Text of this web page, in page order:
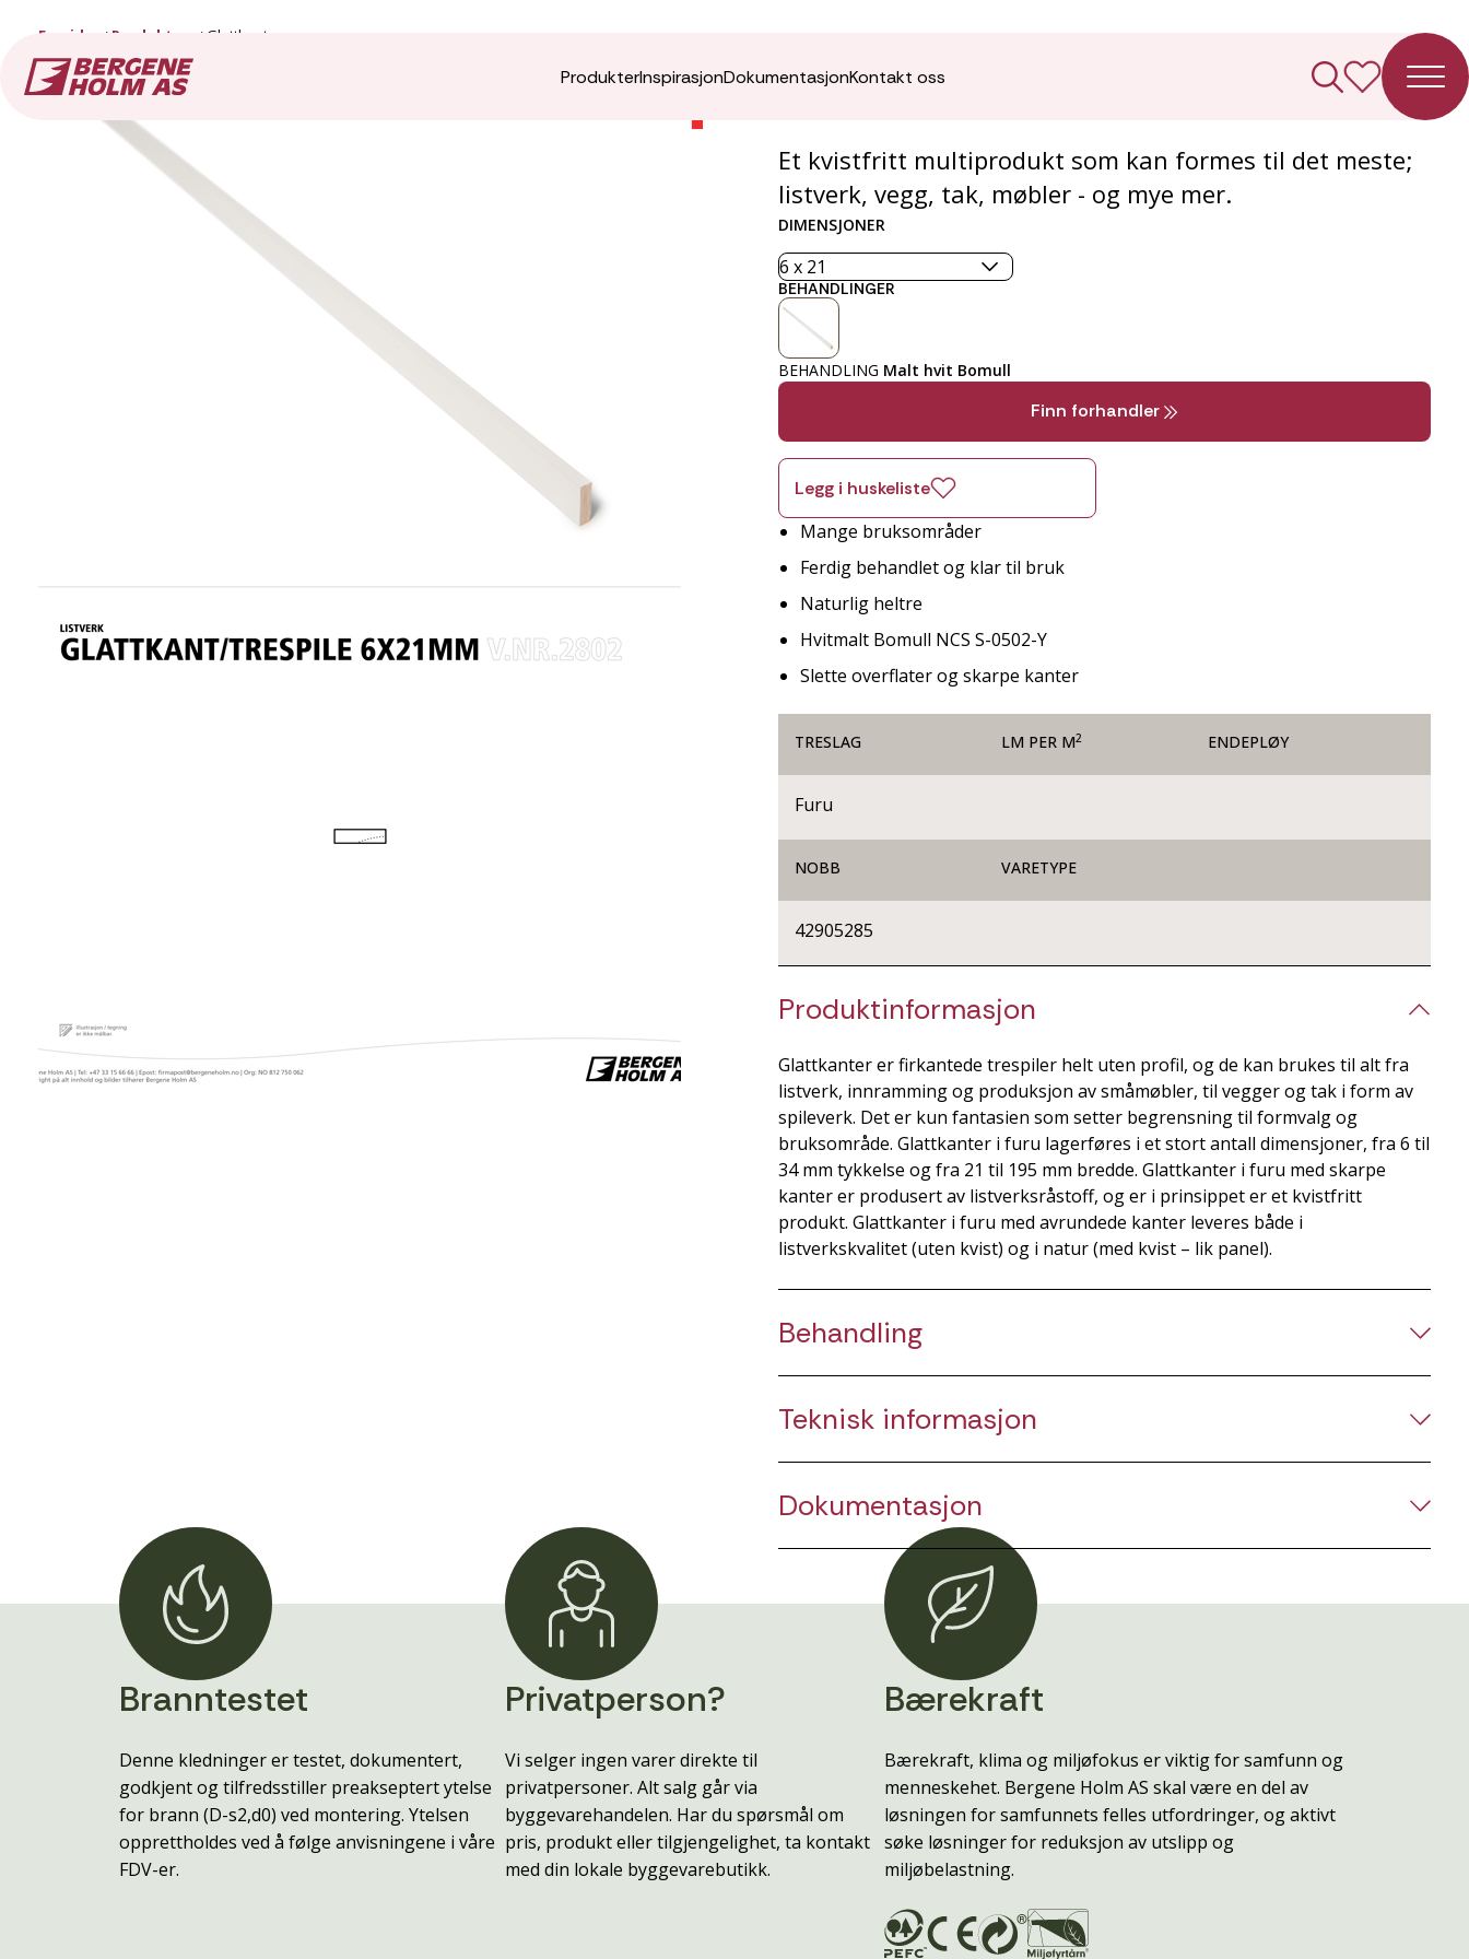
ProdukterInspirasjonDokumentasjonKontakt oss
Forside Produkter Glattkant
Glattkant
Et kvistfritt multiprodukt som kan formes til det meste;
listverk, vegg, tak, møbler - og mye mer.
DIMENSJONER
BEHANDLINGER
BEHANDLING Malt hvit Bomull
Finn forhandler
Legg i huskeliste
Mange bruksområder
Ferdig behandlet og klar til bruk
Naturlig heltre
Hvitmalt Bomull NCS S-0502-Y
Slette overflater og skarpe kanter
TRESLAG LM PER M2 ENDEPLØY
Furu
NOBB VARETYPE
42905285
Produktinformasjon
Glattkanter er firkantede trespiler helt uten profil, og de kan brukes til alt fra
listverk, innramming og produksjon av småmøbler, til vegger og tak i form av
spileverk. Det er kun fantasien som setter begrensning til formvalg og
bruksområde. Glattkanter i furu lagerføres i et stort antall dimensjoner, fra 6 til
34 mm tykkelse og fra 21 til 195 mm bredde. Glattkanter i furu med skarpe
kanter er produsert av listverksråstoff, og er i prinsippet er et kvistfritt
produkt. Glattkanter i furu med avrundede kanter leveres både i
listverkskvalitet (uten kvist) og i natur (med kvist – lik panel).
Behandling
Teknisk informasjon
Dokumentasjon
Branntestet
Denne kledninger er testet, dokumentert,
godkjent og tilfredsstiller preakseptert ytelse
for brann (D-s2,d0) ved montering. Ytelsen
opprettholdes ved å følge anvisningene i våre
FDV-er.
Privatperson?
Vi selger ingen varer direkte til
privatpersoner. Alt salg går via
byggevarehandelen. Har du spørsmål om
pris, produkt eller tilgjengelighet, ta kontakt
med din lokale byggevarebutikk.
Bærekraft
Bærekraft, klima og miljøfokus er viktig for samfunn og
menneskehet. Bergene Holm AS skal være en del av
løsningen for samfunnets felles utfordringer, og aktivt
søke løsninger for reduksjon av utslipp og
miljøbelastning.